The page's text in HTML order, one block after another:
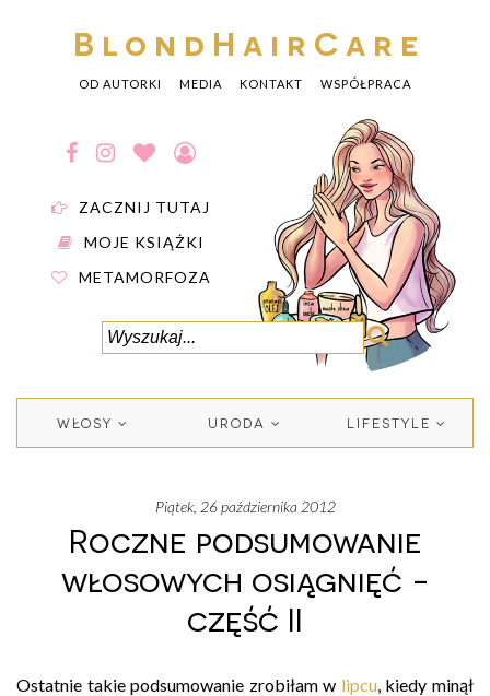
BlondHairCare
OD AUTORKI MEDIA KONTAKT WSPÓŁPRACA
ZACZNIJ TUTAJ
MOJE KSIĄŻKI
METAMORFOZA
WŁOSY URODA LIFESTYLE
piątek, 26 października 2012
Roczne podsumowanie
włosowych osiągnięć -
część II
Ostatnie takie podsumowanie zrobiłam w lipcu, kiedy minął